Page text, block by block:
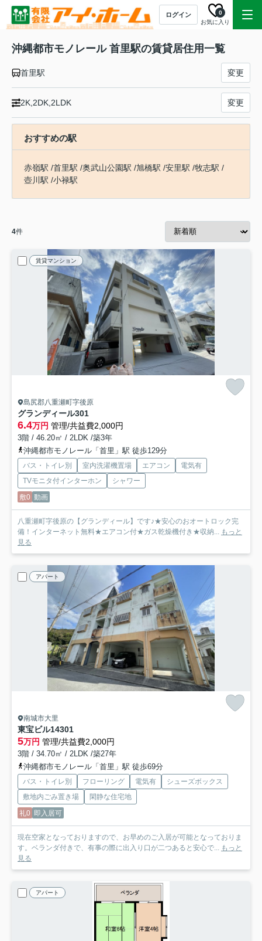
ログイン
お気に入り
0
沖縄都市モノレール 首里駅の賃貸居住用一覧
首里駅 変更
2K,2DK,2LDK 変更
おすすめの駅
赤嶺駅 /首里駅 /奥武山公園駅 /旭橋駅 /安里駅 /牧志駅 /
壺川駅 /小禄駅
4件
賃貸マンション
島尻郡八重瀬町字後原
グランディール301
6.4万円 管理/共益費2,000円
3階 / 46.20㎡ / 2LDK /築3年
沖縄都市モノレール「首里」駅 徒歩129分
バス・トイレ別 室内洗濯機置場 エアコン
電気有
TVモニタ付インターホン
シャワー
敷0 動画
八重瀬町字後原の【グランディール】です♪★安心のおオートロック完
備！インターネット無料★エアコン付★ガス乾燥機付き★収納... もっと
見る
アパート
南城市大里
東宝ビル14301
5万円 管理/共益費2,000円
3階 / 34.70㎡ / 2LDK /築27年
沖縄都市モノレール「首里」駅 徒歩69分
バス・トイレ別 フローリング 電気有
シューズボックス
敷地内ごみ置き場
閑静な住宅地
礼0 即入居可
現在空家となっておりますので、お早めのご入居が可能となっておりま
す。ベランダ付きで、有事の際に出入り口が二つあると安心で... もっと
見る
アパート